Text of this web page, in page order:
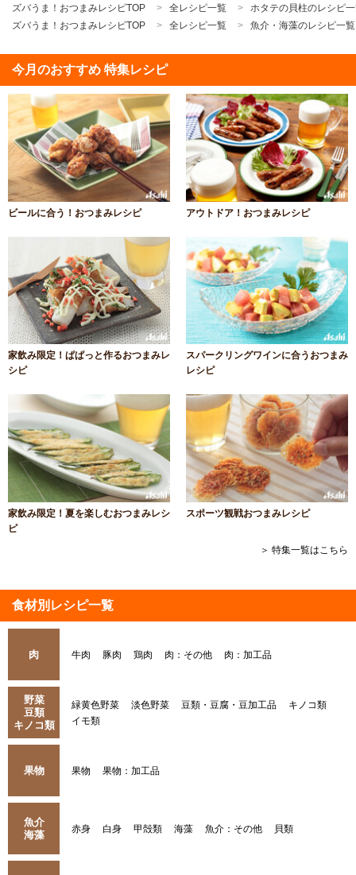
ズバうま！おつまみレシピTOP 全レシピ一覧
ホタテの貝柱のレシピ
ズバうま！おつまみレシピTOP
全レシピ一覧 魚介・海藻のレシピ一覧
今月のおすすめ 特集レシピ
ビールに合う！おつまみレシピ アウトドア！おつまみレシピ
家飲み限定！ぱぱっと作るおつまみレ
シピ
スパークリングワインに合うおつまみ
レシピ
家飲み限定！夏を楽しむおつまみレシ
ピ
スポーツ観戦おつまみレシピ
＞ 特集一覧はこちら
食材別レシピ一覧
肉 牛肉 豚肉 鶏肉 肉：その他 肉：加工品
野菜
豆類
キノコ類
緑黄色野菜 淡色野菜 豆類・豆腐・豆加工品
キノコ類
イモ類
果物 果物 果物：加工品
魚介
海藻
赤身 白身 甲殻類 海藻 魚介：その他 貝類